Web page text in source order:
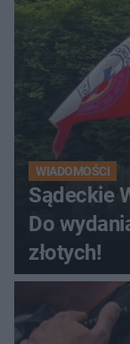
WIADOMOŚCI
Sądeckie
Do
złotych!